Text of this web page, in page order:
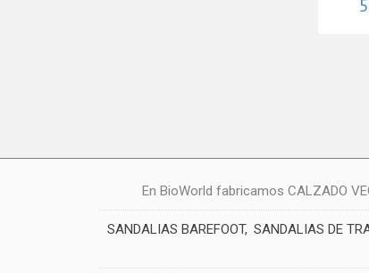
En BioWorld fabricamos CALZADO
SANDALIAS BAREFOOT SANDALIAS DE